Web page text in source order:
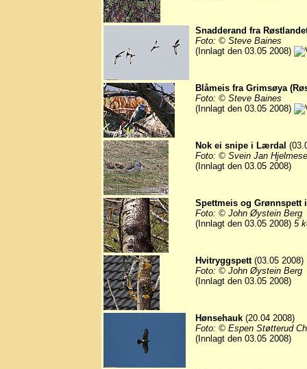
Snadderand fra
Foto: © Steve Baines
(Innlagt den 03.05 2008)
Blåmeis fra Grimsøya
Foto: © Steve Baines
(Innlagt den 03.05 2008)
Nok ei snipe i Lærdal
Foto: © Svein Jan
(Innlagt den 03.05 2008)
Spettmeis og Grønnspett
Foto: © John Øystein Berg
(Innlagt den 03.05 2008) 5
Hvitryggspett(03.05 2008)
Foto: © John Øystein Berg
(Innlagt den 03.05 2008)
Hønsehauk (20.04 2008)
Foto: © Espen Støtterud
(Innlagt den 03.05 2008)